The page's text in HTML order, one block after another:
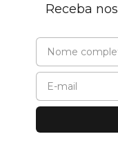
Receba